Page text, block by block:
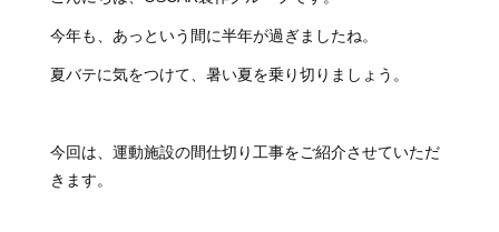
今年も、あっという間に半年が過ぎましたね。
夏バテに気をつけて、暑い夏を乗り切りましょう。
今回は、運動施設の間仕切り工事をご紹介させていただ
きます。